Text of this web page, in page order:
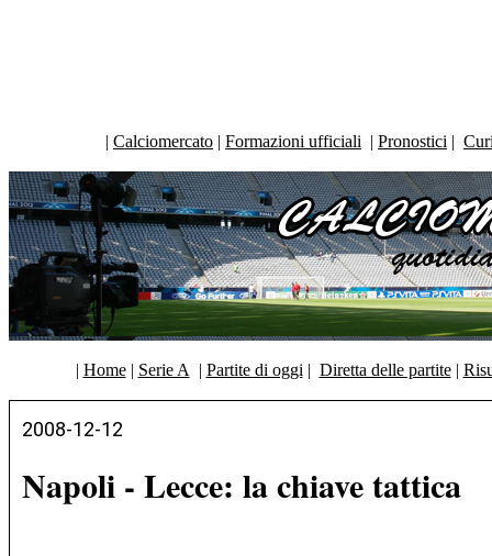
| Calciomercato | Formazioni ufficiali | Pronostici |
| Home| Serie A | Partite di oggi | Diretta delle partite|
2008-12-12
Napoli - Lecce: la chiave tattica